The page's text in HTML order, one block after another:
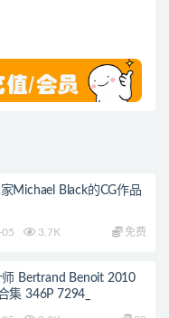
Michael Black的CG作品
3.7K 免费
师 Bertrand Benoit 2010
至2014 年的3D作品合集 346P 7294_